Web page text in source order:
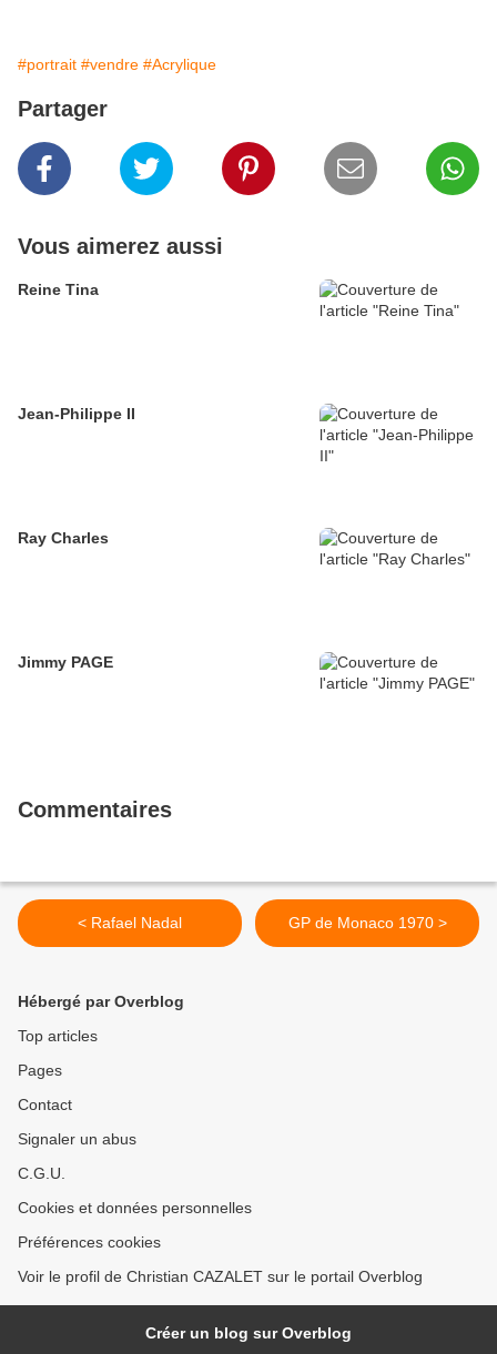
#portrait #vendre #Acrylique
Partager
Vous aimerez aussi
Reine Tina
Jean-Philippe II
Ray Charles
Jimmy PAGE
Commentaires
< Rafael Nadal GP de Monaco 1970 >
Hébergé par Overblog
Top articles
Pages
Contact
Signaler un abus
C.G.U.
Cookies et données personnelles
Préférences cookies
Voir le profil de Christian CAZALET sur le portail Overblog
Créer un blog sur Overblog